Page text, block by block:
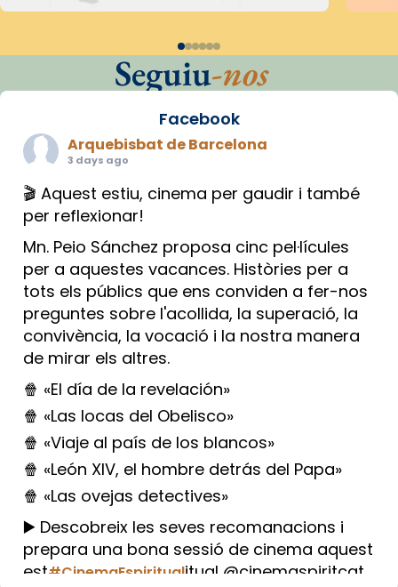
Seguiu-nos
Facebook
Arquebisbat de Barcelona
3 days ago
🎬 Aquest estiu, cinema per gaudir i també
per reflexionar!
Mn. Peio Sánchez proposa cinc pel·lícules
per a aquestes vacances. Històries per a
tots els públics que ens conviden a fer-nos
preguntes sobre l'acollida, la superació, la
convivència, la vocació i la nostra manera
de mirar els altres.
🍿 «El día de la revelación»
🍿 «Las locas del Obelisco»
🍿 «Viaje al país de los blancos»
🍿 «León XIV, el hombre detrás del Papa»
🍿 «Las ovejas detectives»
▶️ Descobreix les seves recomanacions i
prepara una bona sessió de cinema aquest
est#CinemaEspiritualitual @cinemaspiritcat